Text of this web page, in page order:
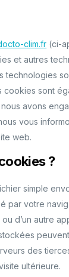
clim.fr (ci-
et autres
technologies
cookies sont
avons
vous
web.
?
simple
par votre
d’un autre
des
ultérieure.